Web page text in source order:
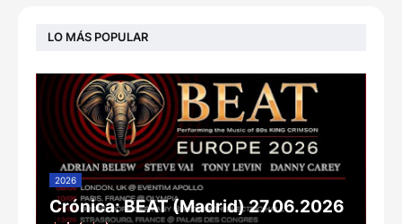
LO MÁS POPULAR
2026
Crónica: BEAT (Madrid) 27.06.2026